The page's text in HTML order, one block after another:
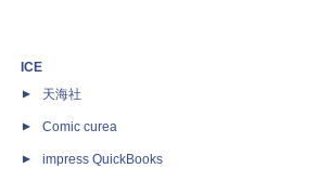
ICE
天海社
Comic curea
impress QuickBooks